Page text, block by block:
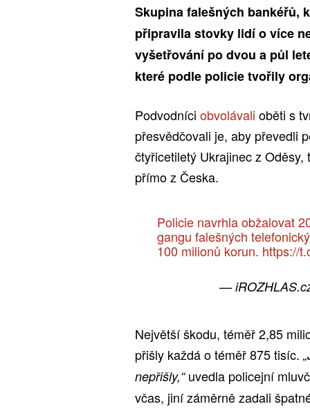
Skupina falešných bankéřů,
připravila stovky lidí o více
vyšetřování po dvou a půl
které podle policie tvořily
Podvodníci obvolávali oběti s
přesvědčovali je, aby převedli
čtyřicetiletý Ukrajinec z
přímo z Česka.
Policie navrhla obžalovat
gangu falešných
100 milionů korun. https://
—
Největší škodu, téměř 2,85
přišly každá o téměř 875 tisíc.
nepřišly,“ uvedla policejní
včas, jiní záměrně zadali